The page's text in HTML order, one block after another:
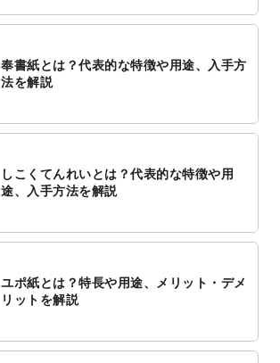
奉書紙とは？代表的な特徴や用途、入手方
法を解説
しこくてんれいとは？代表的な特徴や用
途、入手方法を解説
ユポ紙とは？特長や用途、メリット・デメ
リットを解説